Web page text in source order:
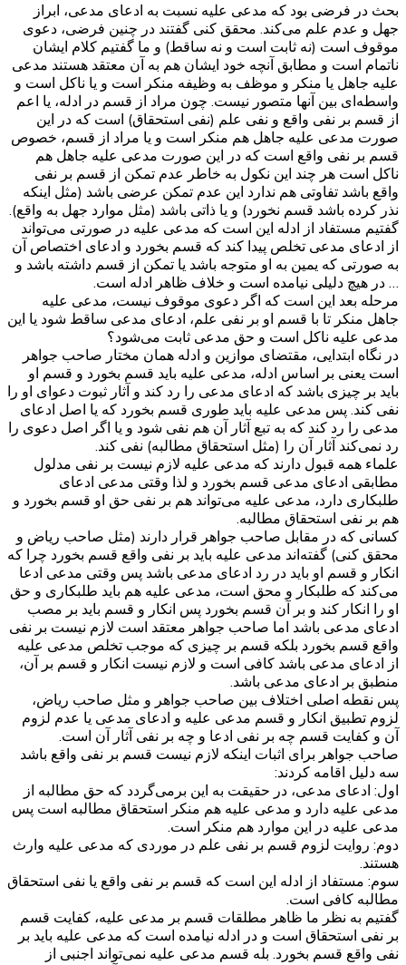
بحث در فرضی بود که مدعی علیه نسبت به ادعای مدعی، ابراز
جهل و عدم علم می‌کند. محقق کنی گفتند در چنین فرضی، دعوی
موقوف است (نه ثابت است و نه ساقط) و ما گفتیم کلام ایشان
ناتمام است و مطابق آنچه خود ایشان هم به آن معتقد هستند مدعی
علیه جاهل یا منکر و موظف به وظیفه منکر است و یا ناکل است و
واسطه‌ای بین آنها متصور نیست. چون مراد از قسم در ادله، یا اعم
از قسم بر نفی واقع و نفی علم (نفی استحقاق) است که در این
صورت مدعی علیه جاهل هم منکر است و یا مراد از قسم، خصوص
قسم بر نفی واقع است که در این صورت مدعی علیه جاهل هم
ناکل است هر چند این نکول به خاطر عدم تمکن از قسم بر نفی
واقع باشد تفاوتی هم ندارد این عدم تمکن عرضی باشد (مثل اینکه
نذر کرده باشد قسم نخورد) و یا ذاتی باشد (مثل موارد جهل به واقع).
گفتیم مستفاد از ادله این است که مدعی علیه در صورتی می‌تواند
از ادعای مدعی تخلص پیدا کند که قسم بخورد و ادعای اختصاص آن
به صورتی که یمین به او متوجه باشد یا تمکن از قسم داشته باشد و
… در هیچ دلیلی نیامده است و خلاف ظاهر ادله است.
مرحله بعد این است که اگر دعوی موقوف نیست، مدعی علیه
جاهل منکر تا با قسم او بر نفی علم، ادعای مدعی ساقط شود یا این
مدعی علیه ناکل است و حق مدعی ثابت می‌شود؟
در نگاه ابتدایی، مقتضای موازین و ادله همان مختار صاحب جواهر
است یعنی بر اساس ادله، مدعی علیه باید قسم بخورد و قسم او
باید بر چیزی باشد که ادعای مدعی را رد کند و آثار ثبوت دعوای او را
نفی کند. پس مدعی علیه باید طوری قسم بخورد که یا اصل ادعای
مدعی را رد کند که به تبع آثار آن هم نفی شود و یا اگر اصل دعوی را
رد نمی‌کند آثار آن را (مثل استحقاق مطالبه) نفی کند.
علماء همه قبول دارند که مدعی علیه لازم نیست بر نفی مدلول
مطابقی ادعای مدعی قسم بخورد و لذا وقتی مدعی ادعای
طلبکاری دارد، مدعی علیه می‌تواند هم بر نفی حق او قسم بخورد و
هم بر نفی استحقاق مطالبه.
کسانی که در مقابل صاحب جواهر قرار دارند (مثل صاحب ریاض و
محقق کنی) گفته‌اند مدعی علیه باید بر نفی واقع قسم بخورد چرا که
انکار و قسم او باید در رد ادعای مدعی باشد پس وقتی مدعی ادعا
می‌کند که طلبکار و محق است، مدعی علیه هم باید طلبکاری و حق
او را انکار کند و بر آن قسم بخورد پس انکار و قسم باید بر مصب
ادعای مدعی باشد اما صاحب جواهر معتقد است لازم نیست بر نفی
واقع قسم بخورد بلکه قسم بر چیزی که موجب تخلص مدعی علیه
از ادعای مدعی باشد کافی است و لازم نیست انکار و قسم بر آن،
منطبق بر ادعای مدعی باشد.
پس نقطه اصلی اختلاف بین صاحب جواهر و مثل صاحب ریاض،
لزوم تطبیق انکار و قسم مدعی علیه و ادعای مدعی یا عدم لزوم
آن و کفایت قسم چه بر نفی ادعا و چه بر نفی آثار آن است.
صاحب جواهر برای اثبات اینکه لازم نیست قسم بر نفی واقع باشد
سه دلیل اقامه کردند:
اول: ادعای مدعی، در حقیقت به این برمی‌گردد که حق مطالبه از
مدعی علیه دارد و مدعی علیه هم منکر استحقاق مطالبه است پس
مدعی علیه در این موارد هم منکر است.
دوم: روایت لزوم قسم بر نفی علم در موردی که مدعی علیه وارث
هستند.
سوم: مستفاد از ادله این است که قسم بر نفی واقع یا نفی استحقاق
مطالبه کافی است.
گفتیم به نظر ما ظاهر مطلقات قسم بر مدعی علیه، کفایت قسم
بر نفی استحقاق است و در ادله نیامده است که مدعی علیه باید بر
نفی واقع قسم بخورد. بله قسم مدعی علیه نمی‌تواند اجنبی از